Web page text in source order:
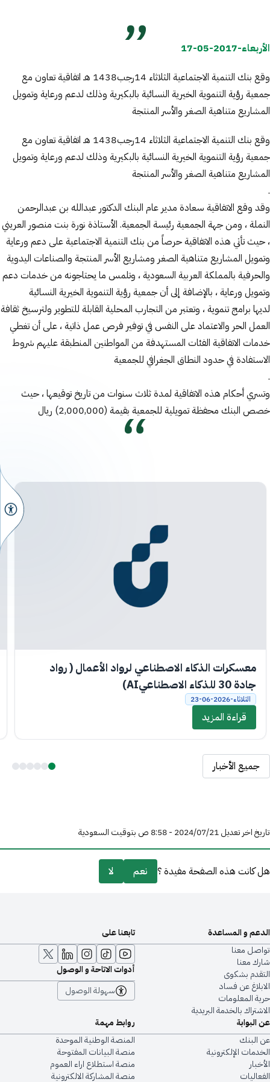
الأربعاء-2017-05-17
وقع بنك التنمية الاجتماعية الثلاثاء 14رجب1438 هـ اتفاقية تعاون مع
جمعية رؤية التنموية الخيرية النسائية بالبكيرية وذلك لدعم ورعاية وتمويل
المشاريع متناهية الصغر والأسر المنتجة
وقع بنك التنمية الاجتماعية الثلاثاء 14رجب1438 هـ اتفاقية تعاون مع
جمعية رؤية التنموية الخيرية النسائية بالبكيرية وذلك لدعم ورعاية وتمويل
المشاريع متناهية الصغر والأسر المنتجة
.
وقد وقع الاتفاقية سعادة مدير عام البنك الدكتور عبدالله بن عبدالرحمن
النملة ، ومن جهة الجمعية رئيسة الجمعية. الأستاذة نورة بنت منصور العريني
، حيث تأتي هذه الاتفاقية حرصاً من بنك التنمية الاجتماعية على دعم ورعاية
وتمويل المشاريع متناهية الصغر ومشاريع الأسر المنتجة والصناعات اليدوية
والحرفية بالمملكة العربية السعودية ، وتلمس ما يحتاجونه من خدمات دعم
وتمويل ورعاية ، بالإضافة إلى أن جمعية رؤية التنموية الخيرية النسائية
لديها برامج تنموية ، وتعتبر من التجارب المحلية القابلة للتطوير ولترسيخ ثقافة
العمل الحر والاعتماد على النفس في توفير فرص عمل ذاتية ، على أن تغطي
خدمات الاتفاقية الفئات المستهدفة من المواطنين المنطبقة عليهم شروط
الاستفادة في حدود النطاق الجغرافي للجمعية
.
وتسري أحكام هذه الاتفاقية لمدة ثلاث سنوات من تاريخ توقيعها ، حيث
خصص البنك محفظة تمويلية للجمعية بقيمة (2,000,000) ريال
معسكرات الذكاء الاصطناعي لرواد الأعمال ( رواد
جادة 30 للذكاء الاصطناعيAI)
الثلاثاء-2026-06-23
قراءة المزيد
جميع الأخبار
تاريخ اخر تعديل 21‏/07‏/2024 - 8:58 ص بتوقيت السعودية
هل كانت هذه الصفحة مفيدة ؟ نعم لا
عن البوابة
عن البنك
الخدمات الإلكترونية
الأخبار
الفعاليات
روابط مهمة
المنصة الوطنية الموحدة
منصة البيانات المفتوحة
منصة استطلاع اراء العموم
منصة المشاركة الالكترونية
الدعم و المساعدة
تواصل معنا
شارك معنا
التقدم بشكوى
الابلاغ عن فساد
حرية المعلومات
الاشتراك بالخدمة البريدية
تابعنا على
أدوات الاتاحة و الوصول
سهولة الوصول